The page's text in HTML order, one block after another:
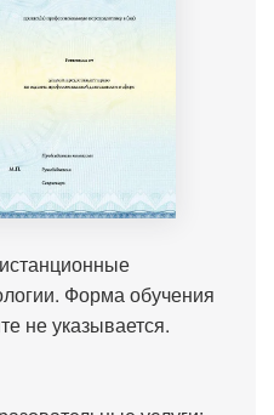
Форма обучения
не указывается.